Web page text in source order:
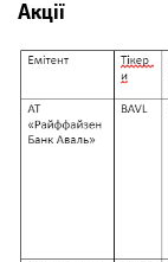
Акції